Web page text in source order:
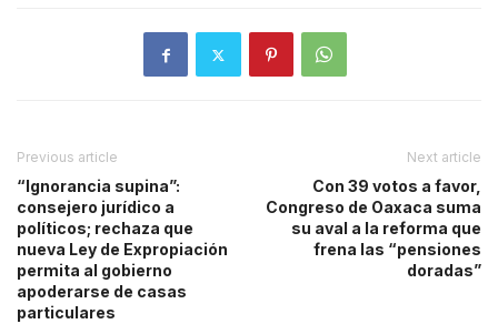
Previous article
“Ignorancia supina”:
consejero jurídico a
políticos; rechaza que
nueva Ley de Expropiación
permita al gobierno
apoderarse de casas
particulares
Next article
Con 39 votos a favor,
Congreso de Oaxaca suma
su aval a la reforma que
frena las “pensiones
doradas”